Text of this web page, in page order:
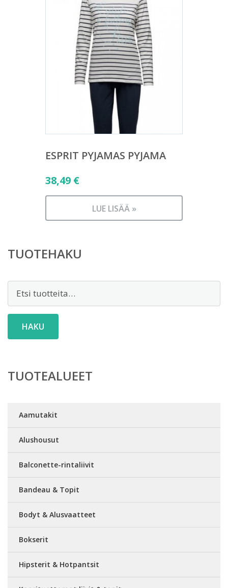
ESPRIT PYJAMAS PYJAMA
38,49 €
LUE LISÄÄ »
TUOTEHAKU
Etsi:
HAKU
TUOTEALUEET
Aamutakit
Alushousut
Balconette-rintaliivit
Bandeau & Topit
Bodyt & Alusvaatteet
Bokserit
Hipsterit & Hotpantsit